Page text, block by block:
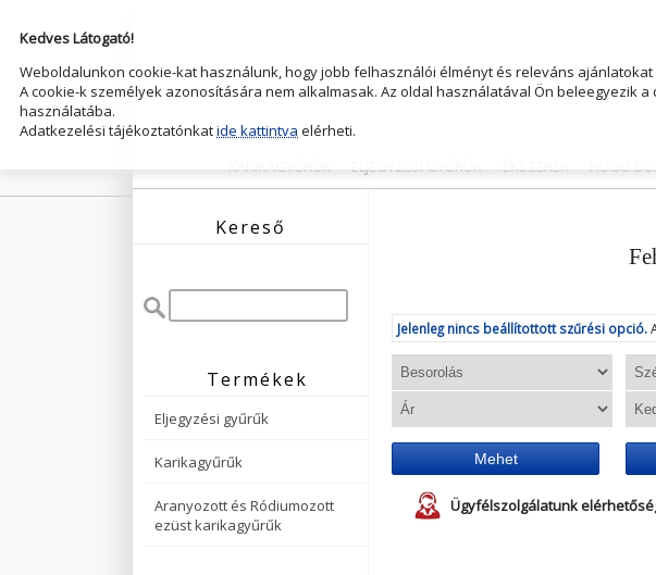
KARIKAGYŰRŰK ELJEGYZESI GYŰRŰK ÉKSZEREK HUGO
Kereső
Termékek
Eljegyzési gyűrűk
Karikagyűrűk
Aranyozott és Ródiumozott
ezüst karikagyűrűk
Jelenleg nincs beállítottott szűrési opció.
Mehet
Ügyfélszolgálatunk
Kedves Látogató!
Weboldalunkon cookie-kat használunk, hogy jobb felhasználói élményt és releváns
A cookie-k személyek azonosítására nem alkalmasak. Az oldal használatával Ön beleegyezik a
használatába.
Adatkezelési tájékoztatónkatide kattintva elérheti.